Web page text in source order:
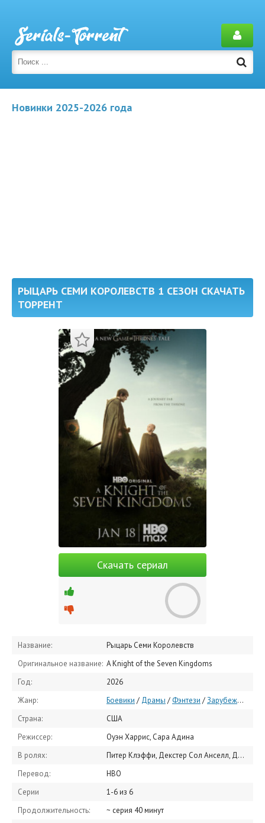
Новинки 2025-2026 года
РЫЦАРЬ СЕМИ КОРОЛЕВСТВ 1 СЕЗОН СКАЧАТЬ
ТОРРЕНТ
Скачать сериал
Название:
Рыцарь Семи Королевств
Оригинальное название: A Knight of the Seven Kingdoms
Год:
2026
Жанр:
Боевики / Драмы /Фэнтези /Зарубежные сериалы
Страна:
США
Режиссер:
Оуэн Харрис, Сара Адина
В ролях:
Питер Клэффи, Декстер Сол Анселл, Дэниэл Ингс, Шон Томас, Генри Эштон, Эдвард Эшли, Сэм Спруэлл, Финн Беннетт, Берти Карвел, Тэнзин Кроуфорд
Перевод:
HBO
Серии
1-6 из 6
Продолжительность:
~ серия 40 минут